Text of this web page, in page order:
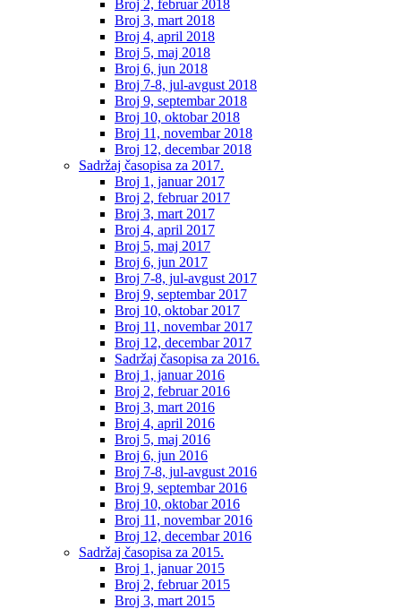
Broj 2, februar 2018
Broj 3, mart 2018
Broj 4, april 2018
Broj 5, maj 2018
Broj 6, jun 2018
Broj 7-8, jul-avgust 2018
Broj 9, septembar 2018
Broj 10, oktobar 2018
Broj 11, novembar 2018
Broj 12, decembar 2018
Sadržaj časopisa za 2017.
Broj 1, januar 2017
Broj 2, februar 2017
Broj 3, mart 2017
Broj 4, april 2017
Broj 5, maj 2017
Broj 6, jun 2017
Broj 7-8, jul-avgust 2017
Broj 9, septembar 2017
Broj 10, oktobar 2017
Broj 11, novembar 2017
Broj 12, decembar 2017
Sadržaj časopisa za 2016.
Broj 1, januar 2016
Broj 2, februar 2016
Broj 3, mart 2016
Broj 4, april 2016
Broj 5, maj 2016
Broj 6, jun 2016
Broj 7-8, jul-avgust 2016
Broj 9, septembar 2016
Broj 10, oktobar 2016
Broj 11, novembar 2016
Broj 12, decembar 2016
Sadržaj časopisa za 2015.
Broj 1, januar 2015
Broj 2, februar 2015
Broj 3, mart 2015